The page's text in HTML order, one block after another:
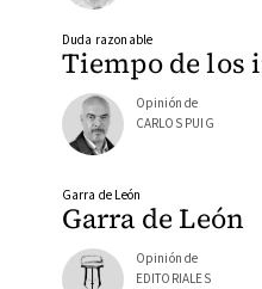
Tiempo de los
Duda razonable
Opinión de
CARLOS PUIG
Garra de León
Garra de León
Opinión de
EDITORIALES